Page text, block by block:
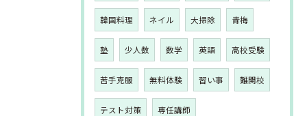
韓国料理 ネイル 大掃除 青梅
塾 少人数 数学 英語 高校受験
苦手克服 無料体験 習い事 難関校
テスト対策 専任講師